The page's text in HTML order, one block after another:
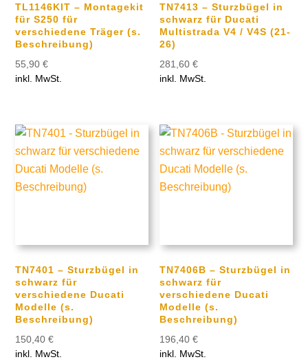
TL1146KIT – Montagekit
für S250 für
verschiedene Träger (s.
Beschreibung)
55,90€
inkl. MwSt.
TN7413 – Sturzbügel in
schwarz für Ducati
Multistrada V4 / V4S (21-
26)
281,60€
inkl. MwSt.
TN7401 – Sturzbügel in
schwarz für
verschiedene Ducati
Modelle (s.
Beschreibung)
150,40€
inkl. MwSt.
TN7406B – Sturzbügel in
schwarz für
verschiedene Ducati
Modelle (s.
Beschreibung)
196,40€
inkl. MwSt.